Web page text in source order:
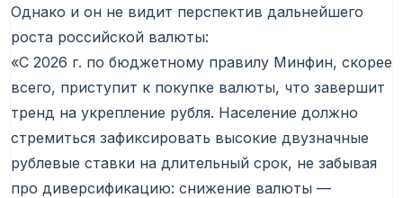
Однако и он не видит перспектив дальнейшего
роста российской валюты:
«С 2026 г. по бюджетному правилу Минфин, скорее
всего, приступит к покупке валюты, что завершит
тренд на укрепление рубля. Население должно
стремиться зафиксировать высокие двузначные
рублевые ставки на длительный срок, не забывая
про диверсификацию: снижение валюты —